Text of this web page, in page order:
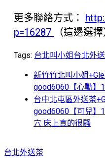
更多聯絡方式：
p=16287
（這邊選擇
Tags: 台北叫小姐 台北外
新竹竹北叫小姐
good6060【心動】
台中北屯區外送茶
good6060【可兒】
穴 床上真的很騷
台北外送茶